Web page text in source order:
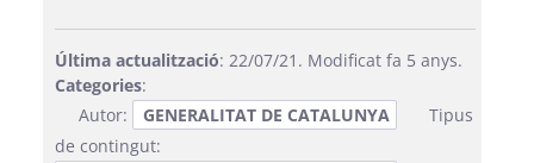
Última actualització: 22/07/21. Modificat fa 5 anys.
Categories:
Autor:
GENERALITAT DE CATALUNYA
Tipus
de contingut: